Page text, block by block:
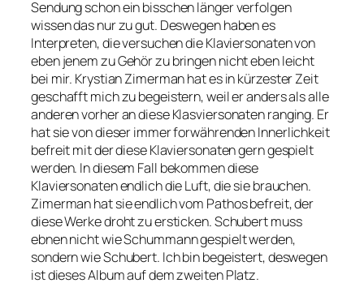
Sendung schon ein bisschen länger verfolgen
wissen das nur zu gut. Deswegen haben es
Interpreten, die versuchen die Klaviersonaten von
eben jenem zu Gehör zu bringen nicht eben leicht
bei mir. Krystian Zimerman hat es in kürzester Zeit
geschafft mich zu begeistern, weil er anders als alle
anderen vorher an diese Klasviersonaten ranging. Er
hat sie von dieser immer forwährenden Innerlichkeit
befreit mit der diese Klaviersonaten gern gespielt
werden. In diesem Fall bekommen diese
Klaviersonaten endlich die Luft, die sie brauchen.
Zimerman hat sie endlich vom Pathos befreit, der
diese Werke droht zu ersticken. Schubert muss
ebnen nicht wie Schummann gespielt werden,
sondern wie Schubert. Ich bin begeistert, deswegen
ist dieses Album auf dem zweiten Platz.